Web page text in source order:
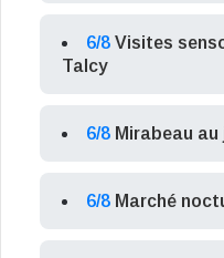
6/8 Visites
Talcy
6/8 Mirabeau au
6/8 Marché